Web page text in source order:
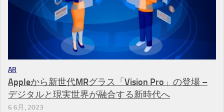
AR
Appleから新世代MRグラス「Vision Pro」の登場 –
デジタルと現実世界が融合する新時代へ
6 6月, 2023